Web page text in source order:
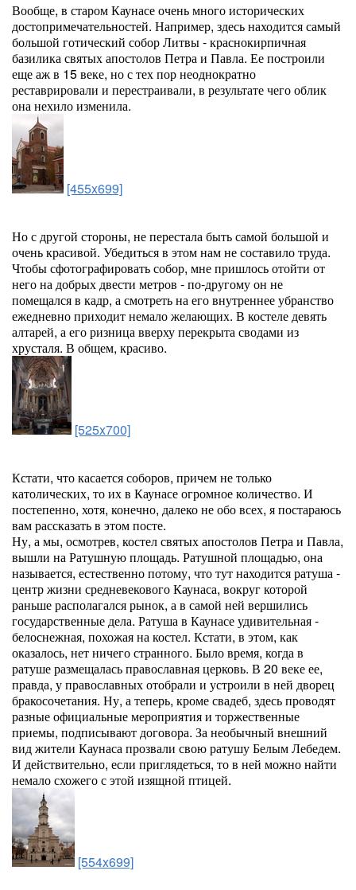
Вообще, в старом Каунасе очень много исторических
достопримечательностей. Например, здесь находится самый
большой готический собор Литвы - краснокирпичная
базилика святых апостолов Петра и Павла. Ее построили
еще аж в 15 веке, но с тех пор неоднократно
реставрировали и перестраивали, в результате чего облик
она нехило изменила.
[455x699]
Но с другой стороны, не перестала быть самой большой и
очень красивой. Убедиться в этом нам не составило труда.
Чтобы сфотографировать собор, мне пришлось отойти от
него на добрых двести метров - по-другому он не
помещался в кадр, а смотреть на его внутреннее убранство
ежедневно приходит немало желающих. В костеле девять
алтарей, а его ризница вверху перекрыта сводами из
хрусталя. В общем, красиво.
[525x700]
Кстати, что касается соборов, причем не только
католических, то их в Каунасе огромное количество. И
постепенно, хотя, конечно, далеко не обо всех, я постараюсь
вам рассказать в этом посте.
Ну, а мы, осмотрев, костел святых апостолов Петра и Павла,
вышли на Ратушную площадь. Ратушной площадью, она
называется, естественно потому, что тут находится ратуша -
центр жизни средневекового Каунаса, вокруг которой
раньше располагался рынок, а в самой ней вершились
государственные дела. Ратуша в Каунасе удивительная -
белоснежная, похожая на костел. Кстати, в этом, как
оказалось, нет ничего странного. Было время, когда в
ратуше размещалась православная церковь. В 20 веке ее,
правда, у православных отобрали и устроили в ней дворец
бракосочетания. Ну, а теперь, кроме свадеб, здесь проводят
разные официальные мероприятия и торжественные
приемы, подписывают договора. За необычный внешний
вид жители Каунаса прозвали свою ратушу Белым Лебедем.
И действительно, если приглядеться, то в ней можно найти
немало схожего с этой изящной птицей.
[554x699]